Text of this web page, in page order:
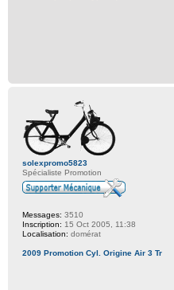
solexpromo5823
Spécialiste Promotion
Messages: 3510
Inscription: 15 Oct 2005, 11:38
Localisation: domérat
2009 Promotion Cyl. Origine Air 3 Tr